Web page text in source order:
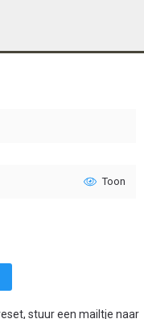
Toon
stuur een mailtje naar